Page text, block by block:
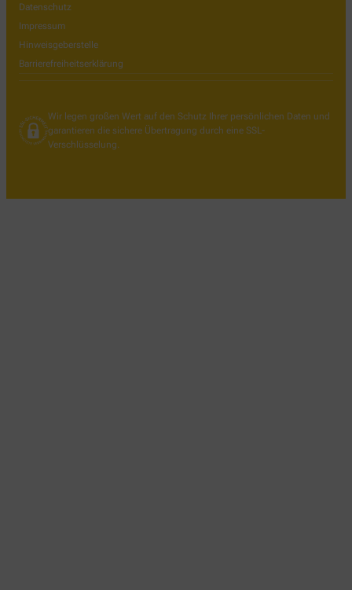
Datenschutz
Impressum
Hinweisgeberstelle
Barrierefreiheitserklärung
Wir legen großen Wert auf den Schutz Ihrer persönlichen Daten und
garantieren die sichere Übertragung durch eine SSL-
Verschlüsselung.